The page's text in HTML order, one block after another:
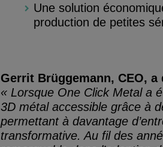
Une solution
production de petites
Gerrit Brüggemann, CEO, a
« Lorsque One Click Metal a
3D métal accessible grâce à
permettant à davantage
transformative. Au fil des